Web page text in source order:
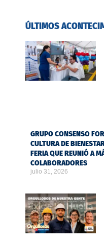
ÚLTIMOS
GRUPO CONSENSO
CULTURA DE
FERIA QUE REUNIÓ A
COLABORADORES
julio 31, 2026